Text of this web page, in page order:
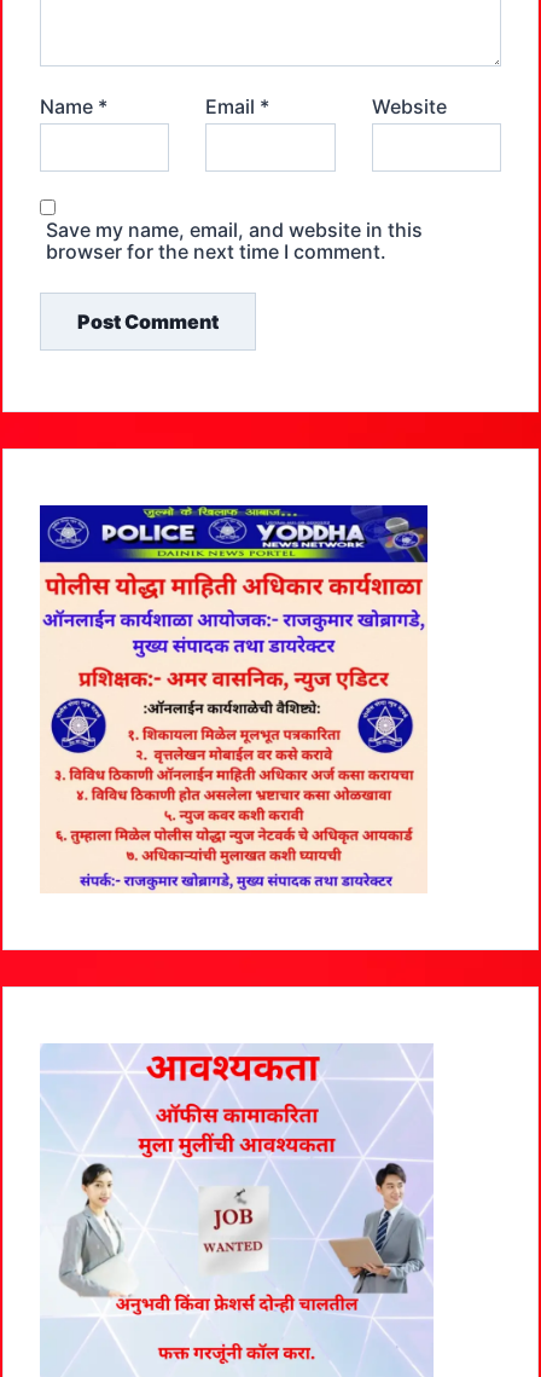
Name * Email * Website
Save my name, email, and website in this
browser for the next time I comment.